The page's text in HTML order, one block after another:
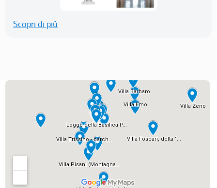
Scopri di più